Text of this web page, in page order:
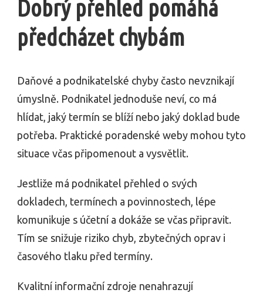
Dobrý přehled pomáhá
předcházet chybám
Daňové a podnikatelské chyby často nevznikají
úmyslně. Podnikatel jednoduše neví, co má
hlídat, jaký termín se blíží nebo jaký doklad bude
potřeba. Praktické poradenské weby mohou tyto
situace včas připomenout a vysvětlit.
Jestliže má podnikatel přehled o svých
dokladech, termínech a povinnostech, lépe
komunikuje s účetní a dokáže se včas připravit.
Tím se snižuje riziko chyb, zbytečných oprav i
časového tlaku před termíny.
Kvalitní informační zdroje nenahrazují